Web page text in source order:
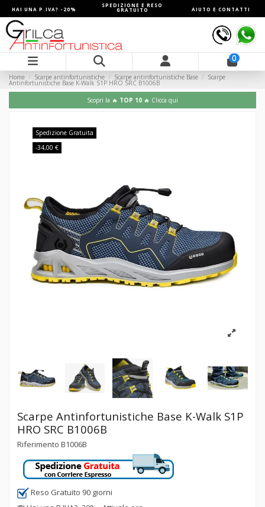
HAI UNA P.IVA? -20%
SPEDIZIONE E RESO
GRATUITO AIUTO E CONTATTI
0
Home Scarpe antinfortunistiche Scarpe antinfortunistiche Base Scarpe
Antinfortunistiche Base K-Walk S1P HRO SRC B1006B
Scopri la 🔥 TOP 10 🔥 Clicca qui
Spedizione Gratuita
-34,00 €
Scarpe Antinfortunistiche Base K-Walk S1P
HRO SRC B1006B
Riferimento B1006B
Reso Gratuito 90 giorni